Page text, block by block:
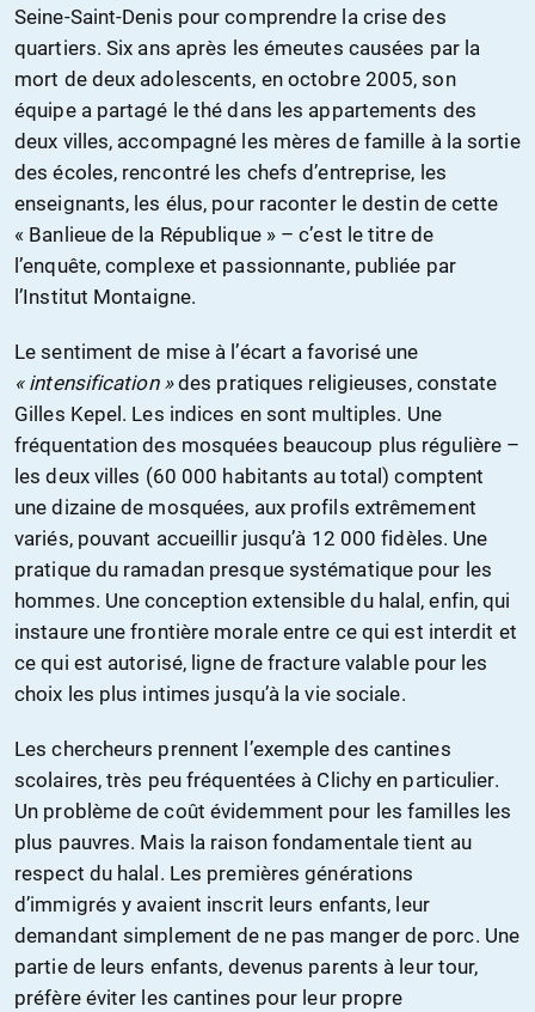
Seine-Saint-Denis pour comprendre la crise des
quartiers. Six ans après les émeutes causées par la
mort de deux adolescents, en octobre 2005, son
équipe a partagé le thé dans les appartements des
deux villes, accompagné les mères de famille à la sortie
des écoles, rencontré les chefs d’entreprise, les
enseignants, les élus, pour raconter le destin de cette
« Banlieue de la République » – c’est le titre de
l’enquête, complexe et passionnante, publiée par
l’Institut Montaigne.
Le sentiment de mise à l’écart a favorisé une
« intensification »des pratiques religieuses, constate
Gilles Kepel. Les indices en sont multiples. Une
fréquentation des mosquées beaucoup plus régulière –
les deux villes (60 000 habitants au total) comptent
une dizaine de mosquées, aux profils extrêmement
variés, pouvant accueillir jusqu’à 12 000 fidèles. Une
pratique du ramadan presque systématique pour les
hommes. Une conception extensible du halal, enfin, qui
instaure une frontière morale entre ce qui est interdit et
ce qui est autorisé, ligne de fracture valable pour les
choix les plus intimes jusqu’à la vie sociale.
Les chercheurs prennent l’exemple des cantines
scolaires, très peu fréquentées à Clichy en particulier.
Un problème de coût évidemment pour les familles les
plus pauvres. Mais la raison fondamentale tient au
respect du halal. Les premières générations
d’immigrés y avaient inscrit leurs enfants, leur
demandant simplement de ne pas manger de porc. Une
partie de leurs enfants, devenus parents à leur tour,
préfère éviter les cantines pour leur propre